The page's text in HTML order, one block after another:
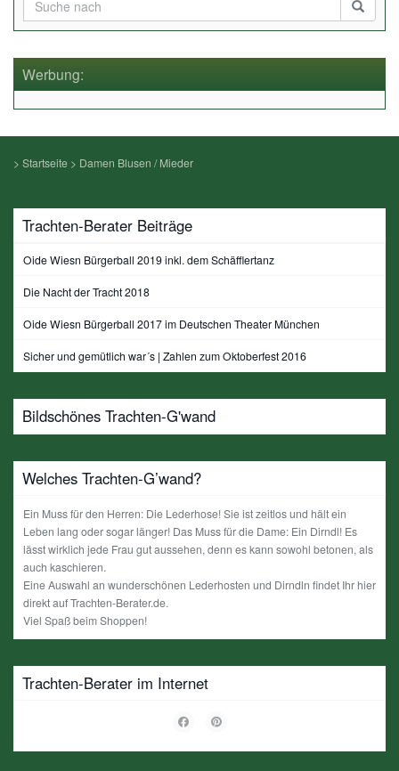
Werbung:
> Startseite > Damen Blusen / Mieder
Trachten-Berater Beiträge
Oide Wiesn Bürgerball 2019 inkl. dem Schäfflertanz
Die Nacht der Tracht 2018
Oide Wiesn Bürgerball 2017 im Deutschen Theater München
Sicher und gemütlich war´s | Zahlen zum Oktoberfest 2016
Bildschönes Trachten-G'wand
Welches Trachten-G’wand?
Ein Muss für den Herren: Die Lederhose! Sie ist zeitlos und hält ein
Leben lang oder sogar länger! Das Muss für die Dame: Ein Dirndl! Es
lässt wirklich jede Frau gut aussehen, denn es kann sowohl betonen, als
auch kaschieren.
Eine Auswahl an wunderschönen Lederhosten und Dirndln findet Ihr hier
direkt auf Trachten-Berater.de.
Viel Spaß beim Shoppen!
Trachten-Berater im Internet